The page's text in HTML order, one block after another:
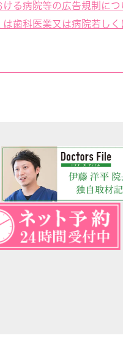
ける病院等の広告規制につ
は歯科医業又は病院若し